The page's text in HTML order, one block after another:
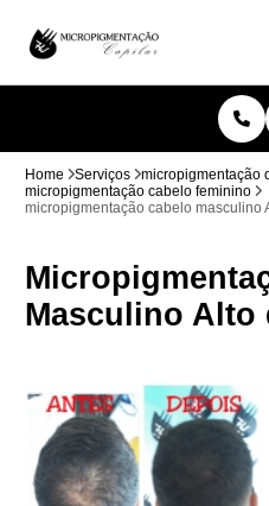
Home Serviços
micropigmentação
micropigmentação cabelo feminino
micropigmentação cabelo masculino
Masculino Alto